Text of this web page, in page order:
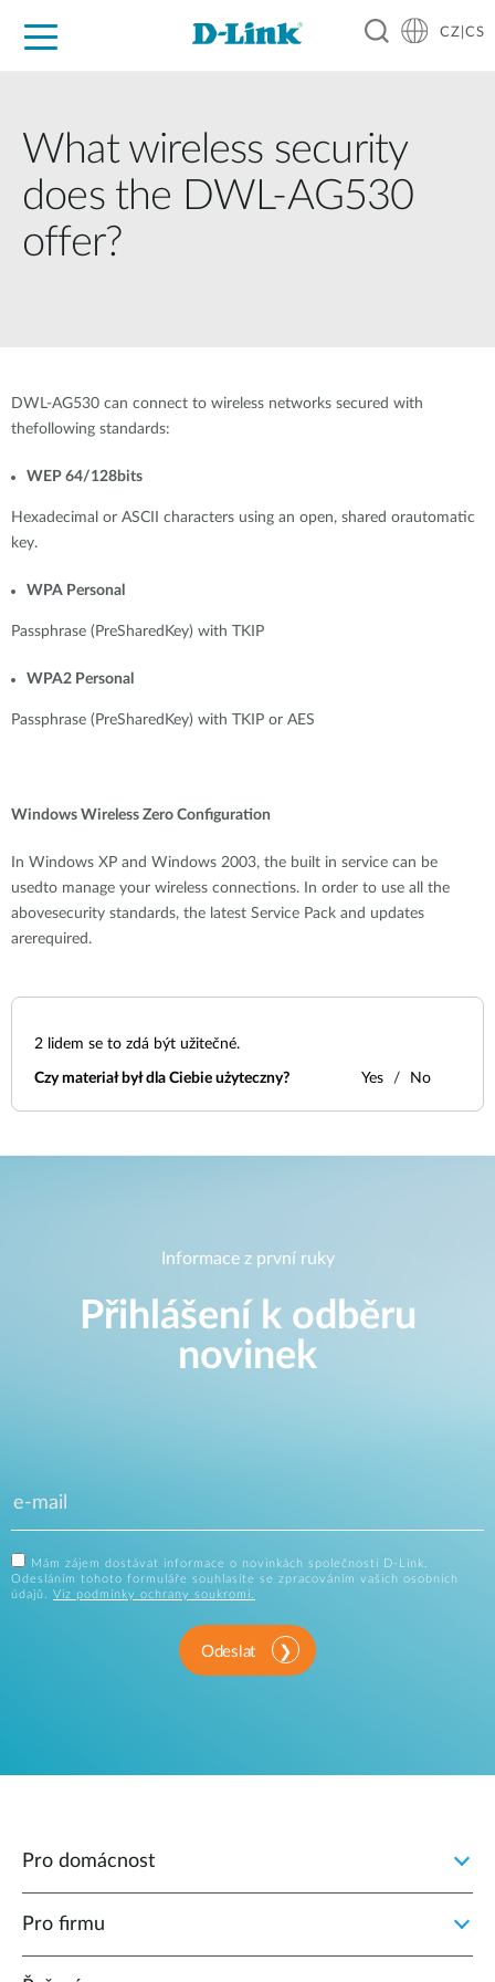
CZ|CS
What wireless security
does the DWL-AG530
offer?
DWL-AG530 can connect to wireless networks secured with
thefollowing standards:
WEP 64/128bits
Hexadecimal or ASCII characters using an open, shared orautomatic
key.
WPA Personal
Passphrase (PreSharedKey) with TKIP
WPA2 Personal
Passphrase (PreSharedKey) with TKIP or AES
Windows Wireless Zero Configuration
In Windows XP and Windows 2003, the built in service can be
usedto manage your wireless connections. In order to use all the
abovesecurity standards, the latest Service Pack and updates
arerequired.
2 lidem se to zdá být užitečné.
Czy materiał był dla Ciebie użyteczny? Yes No
Informace z první ruky
Přihlášení k odběru
novinek
Mám zájem dostávat informace o novinkách společnosti D-Link.
Odesláním tohoto formuláře souhlasíte se zpracováním vašich osobních
údajů. Viz podmínky ochrany soukromí.
Odeslat
Pro domácnost
Pro firmu